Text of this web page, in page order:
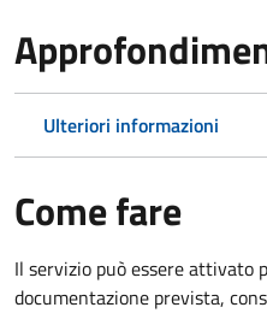
Ulteriori informazioni
Come fare
Il servizio può essere attivato
documentazione prevista,